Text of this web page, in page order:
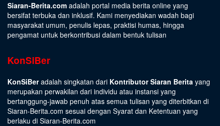
Siaran-Berita.com adalah portal media berita online yang
bersifat terbuka dan inklusif. Kami menyediakan wadah bagi
masyarakat umum, penulis lepas, praktisi humas, hingga
pengamat untuk berkontribusi dalam bentuk tulisan
KonSiBer
KonSiBeradalah singkatan dari Kontributor Siaran Berita yang
merupakan perwakilan dari individu atau instansi yang
bertanggung-jawab penuh atas semua tulisan yang diterbitkan di
Siaran-Berita.com sesuai dengan Syarat dan Ketentuan yang
berlaku di Siaran-Berita.com